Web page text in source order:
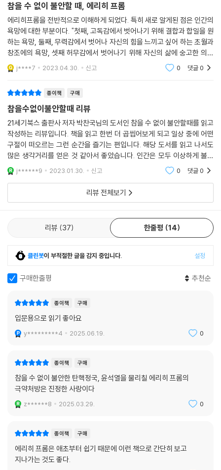
우리는 왜 여전히 프롬을 읽어야 하는가
프롬의 철학이 갖고 있는 영원한 현재성
『참을 수 없이 불안할 때, 에리히 프롬』은 프롬의 철학이 그렇듯, 가장 쉬운
언어로 그의 철학을 소개한다. 우리는 이 책을 통해 프롬과 그의 철학을 이
해하는 동시에 우리의 내면과 우리가 살아가고 있는 세상을 다시금 돌아보
게 된다. 물질적이고 허황된 가치가 최고로 대접받는 세상이 아닌 휴머니
즘을 실현하는 세상을 만들기 위해 우리가 할 수 있는 것이 무엇인지, 어떤
태도로 세상을 대면하고 살아가야 하는지에 대한 고민으로까지 사유가 확
장되는 것이다. 이 책은 바로 이 지점, 즉 ‘자유로부터의 도피’하는 비틀린
과거의 역사를 반복하지 않기 위해 우리가 무엇을 경계해야 하며, 프롬의
철학에서 무엇을 발견하여 우리 삶에 적용해야 하는지를 고민하게 하는 점
에서 프롬 철학의 현재성이 있음을 잘 보여주고 있다.
이것이 바로 오늘날에도 여전히 프롬이 유의미한 이유이며, 그의 철학은
이토록 화려한 시대를 살아가는 고독한 우리에게 위로가 되고 격려가 되어
줄 것이다. 프롬의 철학은 살아 있다. 그것이 우리가 프롬을 읽어야 하는 단
참을 수 없이 불안할 때, 에리히 프롬
에리히프롬을 전반적으로 이해하게 되었다. 특히 새로 알게된 점은 인간의
욕망에 대한 부분이다. "첫째, 고독감에서 벗어나기 위해 결합과 합일을 원
하는 욕망, 둘째, 무력감에서 벗어나 자신의 힘을 느끼고 싶어 하는 초월과
창조에의 욕망, 셋째 허무감에서 벗어나기 위해 자신의 삶에 숭고한 의미
와 방향 그리고 목표를 부여하는 지향 체계와 헌신의 대상을 구하는 욕망
을 들고 있다.
j****7 2023.04.30. 신고 0 댓글0
종이책 구매
참을수없이불안할때 리뷰
21세기북스 출판사 저자 박찬국님의 도서인 참을 수 없이 불안할때를 읽고
작성하는 리뷰입니다. 책을 읽고 한번 더 곱씹어보게 되고 일상 중에 어떤
구절이 떠오르는 그런 순간을 즐기는 편입니다. 해당 도서를 읽고 나서도
많은 생각거리를 얻은 것 같아서 좋았습니다. 인간은 모두 이상하게 불안
하고 초조하기도 하지요. 어쩔 수 없는 인간이라는 종족의 특성이라고 생
각합니다. 불안
j******9 2023.01.30. 신고 0 댓글0
리뷰 전체보기
리뷰 37 한줄평 14
클린봇이 부적절한 글을 감지 중입니다. 설정
구매한줄평 추천순
종이책 구매
입문용으로 읽기 좋아요
y*********4 2025.06.19. 0
종이책 구매
참을 수 없이 불안한 탄핵정국, 윤석열을 물리칠 에리히 프롬의
극약처방은 진정한 사랑이다
z******8 2025.03.29. 0
종이책 구매
에리히 프롬은 애초부터 쉽기 때문에 이런 책으로 간단히 보고
지나가는 것도 좋다.